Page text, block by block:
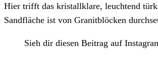
Hier trifft das kristallklare, leuchtend
Sandfläche ist von Granitblöcken
Sieh dir diesen Beitrag auf